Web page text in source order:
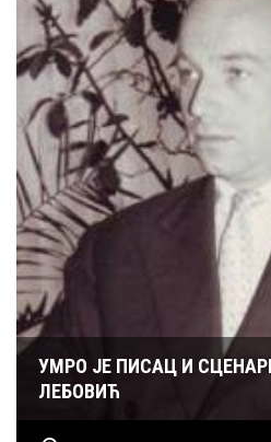
УМРО ЈЕ ПИСАЦ И
ЛЕБОВИЋ